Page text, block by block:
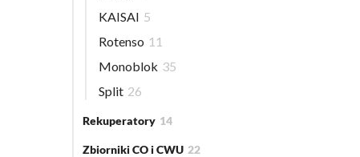
KAISAI 5
Rotenso 11
Monoblok 35
Split 26
Rekuperatory 14
Zbiorniki CO i CWU 22